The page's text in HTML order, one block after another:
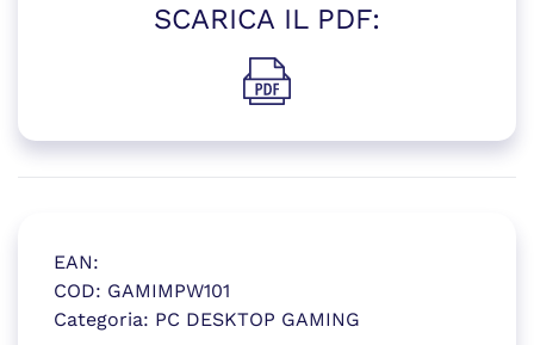
EAN:
COD: GAMIMPW101
Categoria: PC DESKTOP GAMING
(si apre in una nuova
SCARICA IL PDF:
(si apre in una nuova